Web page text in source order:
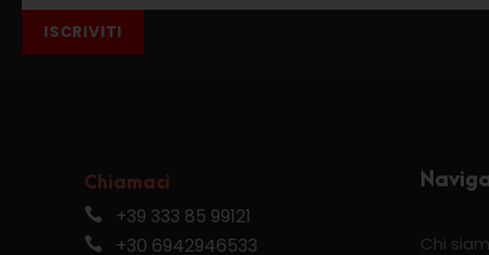
ISCRIVITI
Chiamaci
+39 333 85 99121
+30 6942946533
Chi